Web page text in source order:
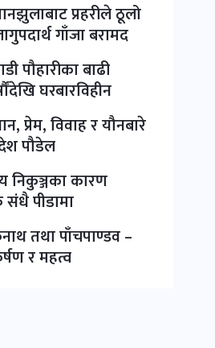
प्रहरीले ठूलो
गाँजा बरामद
पौहारीका बाढी
घरबारविहीन
प्रेम, विवाह र यौनबारे
पौडेल
निकुञ्जका कारण
संधै पीडामा
तथा पाँचपाण्डव –
र महत्व